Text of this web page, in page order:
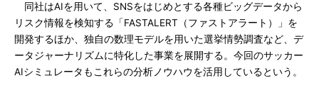
同社はAIを用いて、SNSをはじめとする各種ビッグデータから
リスク情報を検知する「FASTALERT（ファストアラート）」を
開発するほか、独自の数理モデルを用いた選挙情勢調査など、デ
ータジャーナリズムに特化した事業を展開する。今回のサッカー
AIシミュレータもこれらの分析ノウハウを活用しているという。